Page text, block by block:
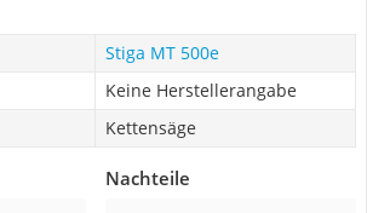
Stiga ‎MT 500e
Keine Herstellerangabe
Kettensäge
Nachteile